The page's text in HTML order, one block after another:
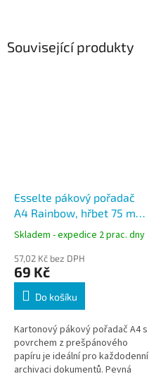
Související produkty
Esselte pákový pořadač
A4 Rainbow, hřbet 75 mm,
prešpán, zelený
Skladem - expedice 2 prac. dny
57,02 Kč bez DPH
69 Kč
Do košíku
Kartonový pákový pořadač A4 s
povrchem z prešpánového
papíru je ideální pro každodenní
archivaci dokumentů. Pevná